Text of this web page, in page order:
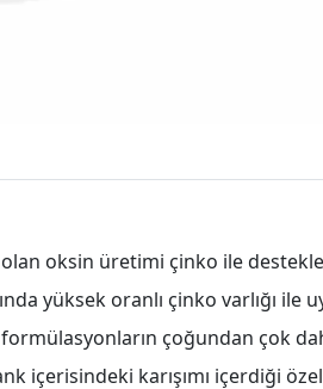
oksin üretimi çinko ile
yüksek oranlı çinko varlığı ile
çoğundan çok
içerisindeki karışımı içerdiği